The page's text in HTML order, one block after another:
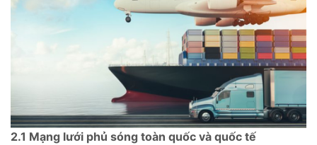
2.1 Mạng lưới phủ sóng toàn quốc và quốc tế